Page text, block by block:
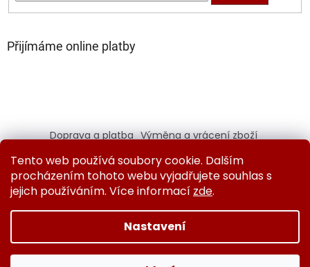
Tento web používá soubory cookie. Dalším
procházením tohoto webu vyjadřujete souhlas s
jejich používáním. Více informací zde.
Nastavení
Přijímáme online platby
Doprava a platba Výměna a vrácení zboží
Ochrana osobních údajů
Vytvořil Shoptet